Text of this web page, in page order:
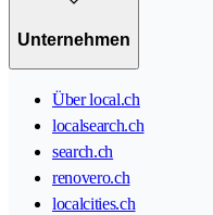
Unternehmen
Über local.ch
localsearch.ch
search.ch
renovero.ch
localcities.ch